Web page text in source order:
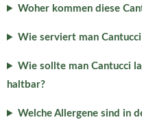
Woher kommen diese
Wie serviert man
Wie sollte man Cantucci
haltbar?
Welche Allergene sind in